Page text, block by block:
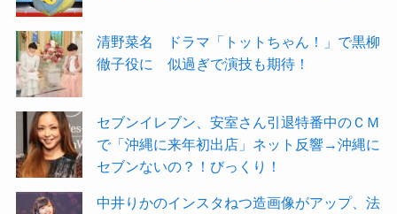
清野菜名 ドラマ「トットちゃん！」で黒柳
徹子役に 似過ぎで演技も期待！
セブンイレブン、安室さん引退特番中のＣＭ
で「沖縄に来年初出店」ネット反響→沖縄に
セブンないの？！びっくり！
中井りかのインスタねつ造画像がアップ、法